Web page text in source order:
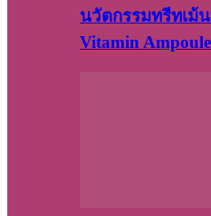
นวัตกรรมทรีทเม้
Vitamin